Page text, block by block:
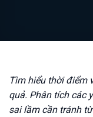
Tìm hiểu thời điểm
quả. Phân tích các
sai lầm cần tránh